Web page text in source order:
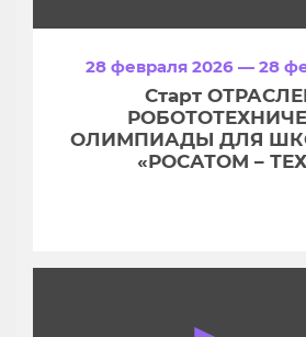
28 февраля 2026 — 28
Старт
ОЛИМПИАДЫ ДЛЯ
«РОСАТОМ –